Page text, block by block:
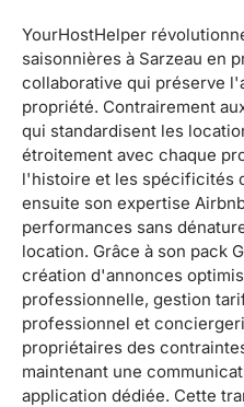
YourHostHelper
saisonnières à Sarzeau en
collaborative qui préserve
propriété. Contrairement
qui standardisent les
étroitement avec chaque
l'histoire et les spécificités
ensuite son expertise
performances sans
location. Grâce à son pack
création d'annonces
professionnelle, gestion
professionnel et
propriétaires des
maintenant une
application dédiée. Cette